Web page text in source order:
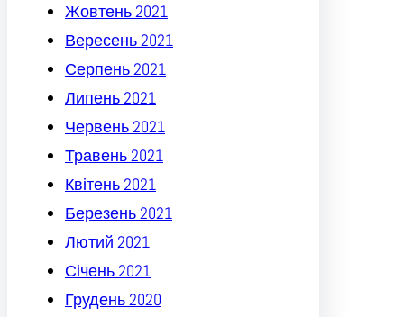
Жовтень 2021
Вересень 2021
Серпень 2021
Липень 2021
Червень 2021
Травень 2021
Квітень 2021
Березень 2021
Лютий 2021
Січень 2021
Грудень 2020